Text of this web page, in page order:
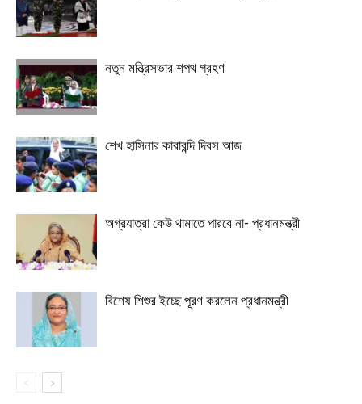
নতুন মন্ত্রিসভার শপথ গ্রহণ
শেখ হাসিনার কারাবন্দি দিবস আজ
অগ্রযাত্রা কেউ থামাতে পারবে না- প্রধানমন্ত্রী
বিশেষ শিশুর ইচ্ছে পূরণ করলেন প্রধানমন্ত্রী